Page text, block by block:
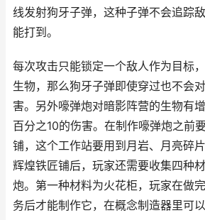
线发射狗牙子弹，这种子弹不会追踪
能打到。
每次攻击只能锁定一个敌人作为目标
生物，那么狗牙子弹即使穿过也不会
害。另外嚎弹炮对暗影阵营的生物有
百分之10的伤害。在制作嚎弹炮之前
铺，这个工作站要用到月岩、月亮碎
辉煌铁匠铺后，玩家还需要收集四种
炮。第一种材料为火花柜，玩家在做
务后才能制作它，在概念制造器里可